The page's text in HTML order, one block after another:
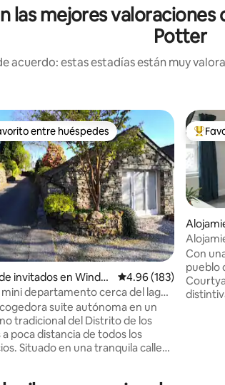
las mejores
Potter
acuerdo: estas estadías están muy
4.93 de 5, 145 reseñas
entre huéspedes preferido
entre huéspedes
invitados en Winder
Calificación
4.96 (183)
mini departamento cerca del lago
suite autónoma en un
tradicional del Distrito de los
a poca distancia de todos los
Situado en una tranquila calle
e
con
Con
pueblo